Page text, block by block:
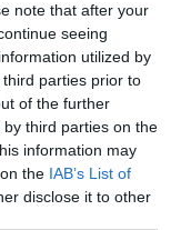
note that after your
seeing
utilized by
parties prior to
of the further
third parties on the
information may
the IAB’s List of
disclose it to other
a cseh
délelőtt fél
külvárosi